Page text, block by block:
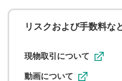
ことを承諾したものとします
に関する著作者人格権を行使
用者が投稿したコメントは、
ることがあります。
リスクおよび手数料な
現物取引について
動画について